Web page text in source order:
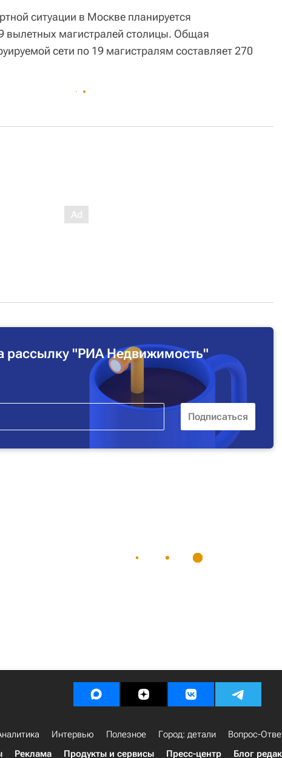
ситуации в Москве планируется
вылетных магистралей столицы. Общая
сети по 19 магистралям составляет 270
рассылку "РИА Недвижимость"
Интервью Полезное Город: детали Вопрос-
Реклама Продукты и сервисы Пресс-центр Блог